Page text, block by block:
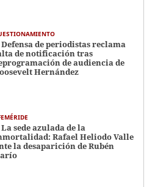
Defensa de periodistas reclama
de notificación tras
de audiencia de
Hernández
La sede azulada de la
Rafael Heliodo Valle
la desaparición de Rubén